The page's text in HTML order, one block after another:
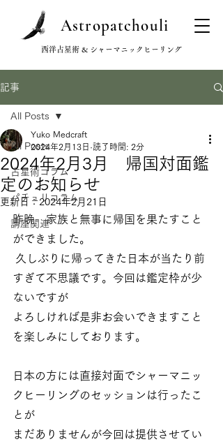
Astropatchouli
西洋占星術 & シャーマニックヒーリング
記事
All Posts
占星術コラム
パチュリコラム
講座関連
All Posts
2024年2月3月 帰国対面鑑
定のお知らせ
Yuko Medcraft
2024年2月13日 読了時間: 2分
更新日：2024年2月21日
昨晩　家族と無事に帰国を果たすこと
ができました。
久しぶりに帰ってきた日本が当たり前
すぎて不思議です。今回は鑑定枠が少
ないですが
よろしければ是非お会いできますこと
を楽しみにしております。
日本の方には直接対面でシャーマニッ
クヒーリングのセッションは行ったこ
とが
まだありませんが今回は提供させてい